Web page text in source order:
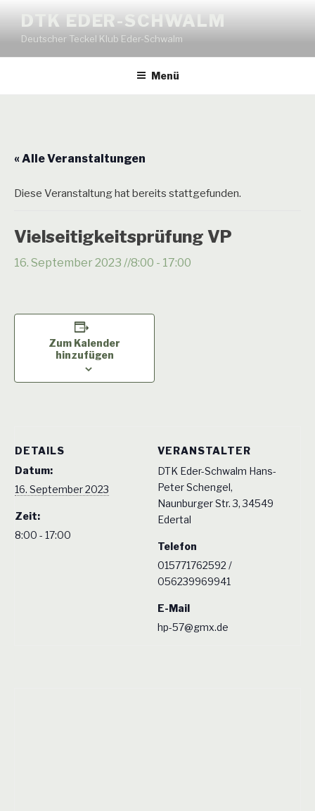
Inhalt
springen
DTK EDER-SCHWALM
Deutscher Teckel Klub Eder-Schwalm
Menü
« Alle Veranstaltungen
Diese Veranstaltung hat bereits stattgefunden.
Vielseitigkeitsprüfung VP
16. September 2023 //8:00 - 17:00
Zum Kalender
hinzufügen
DETAILS
Datum:
16. September 2023
Zeit:
8:00 - 17:00
VERANSTALTER
DTK Eder-Schwalm Hans-
Peter Schengel,
Naunburger Str. 3, 34549
Edertal
Telefon
015771762592 /
056239969941
E-Mail
hp-57@gmx.de